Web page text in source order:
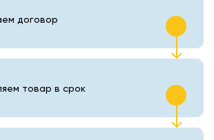
товар в срок
договор